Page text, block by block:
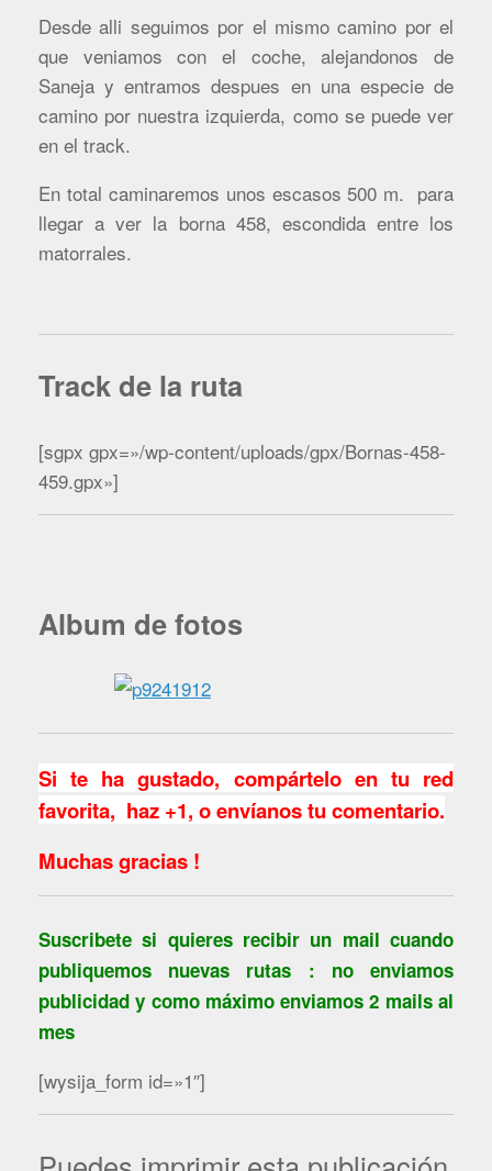
Desde alli seguimos por el mismo camino por el
que veniamos con el coche, alejandonos de
Saneja y entramos despues en una especie de
camino por nuestra izquierda, como se puede ver
en el track.
En total caminaremos unos escasos 500 m. para
llegar a ver la borna 458, escondida entre los
matorrales.
Track de la ruta
[sgpx gpx=»/wp-content/uploads/gpx/Bornas-458-
459.gpx»]
Album de fotos
Si te ha gustado, compártelo en tu red
favorita, haz +1, o envíanos tu comentario.
Muchas gracias !
Suscribete si quieres recibir un mail cuando
publiquemos nuevas rutas : no enviamos
publicidad y como máximo enviamos 2 mails al
mes
[wysija_form id=»1″]